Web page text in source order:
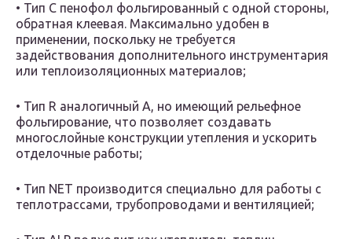
• Тип С пенофол фольгированный с одной стороны,
обратная клеевая. Максимально удобен в
применении, поскольку не требуется
задействования дополнительного инструментария
или теплоизоляционных материалов;
• Тип R аналогичный А, но имеющий рельефное
фольгирование, что позволяет создавать
многослойные конструкции утепления и ускорить
отделочные работы;
• Тип NET производится специально для работы с
теплотрассами, трубопроводами и вентиляцией;